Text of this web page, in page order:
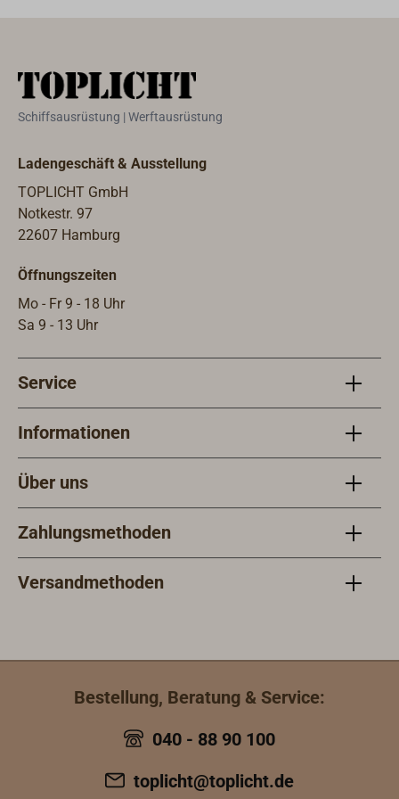
Schiffsausrüstung | Werftausrüstung
Ladengeschäft & Ausstellung
TOPLICHT GmbH
Notkestr. 97
22607 Hamburg
Öffnungszeiten
Mo - Fr 9 - 18 Uhr
Sa 9 - 13 Uhr
Service
Informationen
Über uns
Zahlungsmethoden
Versandmethoden
Bestellung, Beratung & Service:
040 - 88 90 100
toplicht@toplicht.de